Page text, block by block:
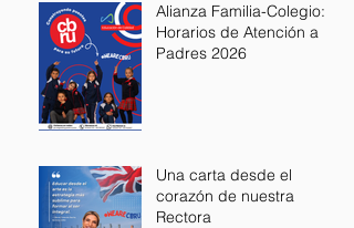
Alianza Familia-Colegio:
Horarios de Atención a
Padres 2026
Una carta desde el
corazón de nuestra
Rectora